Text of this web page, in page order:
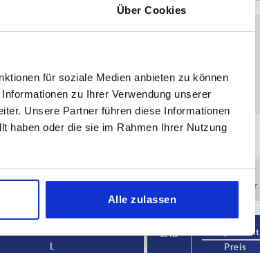
Über Cookies
für soziale Medien anbieten zu können
zu Ihrer Verwendung unserer
Unsere Partner führen diese Informationen
haben oder die sie im Rahmen Ihrer Nutzung
Alle zulassen
1-3 Tage
Lieferzeit auf Anfrage
4-20 Tage
Derzeit nicht auf Lager
L
CAD
Verfügbarkeit
Preis